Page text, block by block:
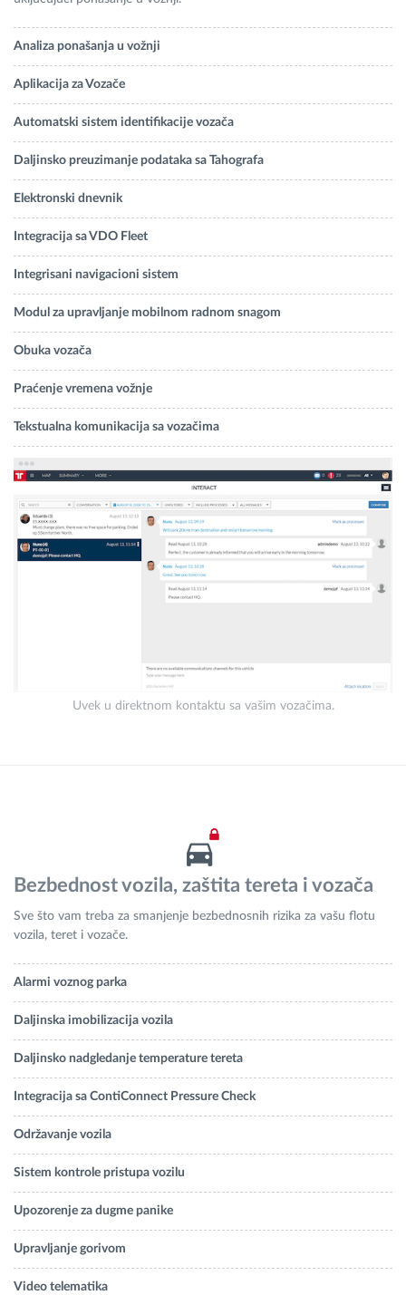
Analiza ponašanja u vožnji
Aplikacija za Vozače
Automatski sistem identifikacije vozača
Daljinsko preuzimanje podataka sa Tahografa
Elektronski dnevnik
Integracija sa VDO Fleet
Integrisani navigacioni sistem
Modul za upravljanje mobilnom radnom snagom
Obuka vozača
Praćenje vremena vožnje
Tekstualna komunikacija sa vozačima
Uvek u direktnom kontaktu sa vašim vozačima.
Bezbednost vozila, zaštita tereta i vozača
Sve što vam treba za smanjenje bezbednosnih rizika za vašu flotu
vozila, teret i vozače.
Alarmi voznog parka
Daljinska imobilizacija vozila
Daljinsko nadgledanje temperature tereta
Integracija sa ContiConnect Pressure Check
Održavanje vozila
Sistem kontrole pristupa vozilu
Upozorenje za dugme panike
Upravljanje gorivom
Video telematika